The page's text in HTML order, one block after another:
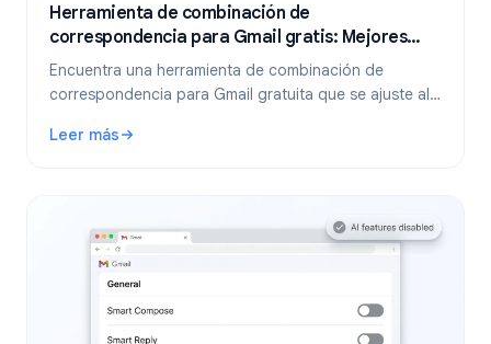
Herramienta de combinación de
correspondencia para Gmail gratis: Mejores
opciones y guía de configuración (2026)
Encuentra una herramienta de combinación de
correspondencia para Gmail gratuita que se ajuste al
YAMM, Mailmeteor y Mail Merge, y aprende a enviar
Leer más
: Herramienta de combinación de correspondencia para